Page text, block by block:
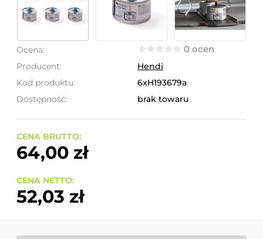
Ocena: 0 ocen
Producent:
Hendi
Kod produktu:
6xH193679a
Dostępność:
brak towaru
CENA BRUTTO:
64,00 zł
CENA NETTO:
52,03 zł